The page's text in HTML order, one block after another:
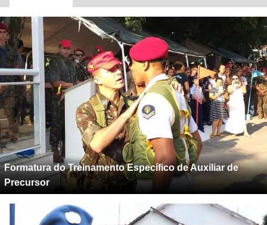
Formatura do Treinamento Específico de Auxiliar de
Precursor